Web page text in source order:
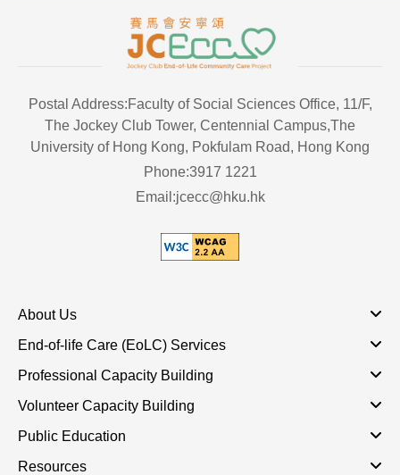
Postal Address:Faculty of Social Sciences Office, 11/F,
The Jockey Club Tower, Centennial Campus,The
University of Hong Kong, Pokfulam Road, Hong Kong
Phone:3917 1221
Email:jcecc@hku.hk
About Us
End-of-life Care (EoLC) Services
Professional Capacity Building
Volunteer Capacity Building
Public Education
Resources